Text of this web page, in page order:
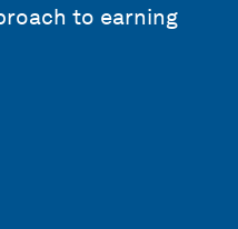
to earning